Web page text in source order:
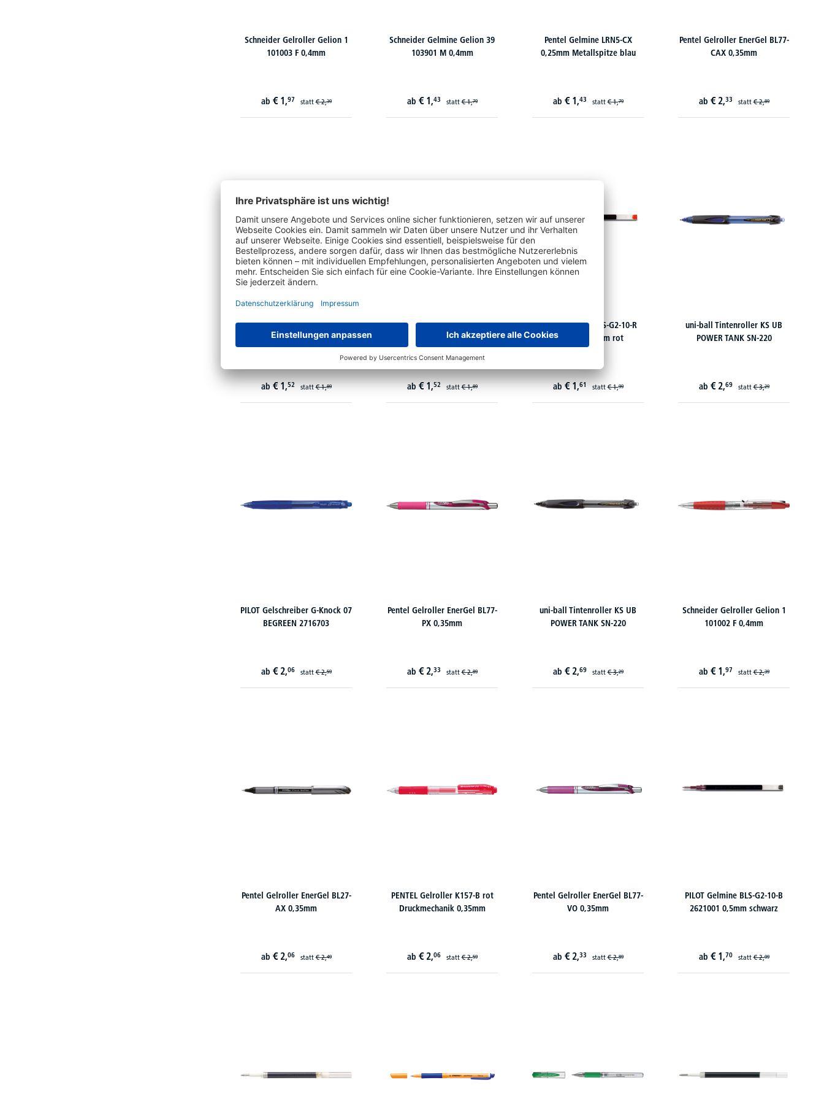
Schneider Gelroller Gelion 1
101003 F 0,4mm
ab € 1,97 statt€ 2,39
Schneider Gelmine Gelion 39
103901 M 0,4mm
ab € 1,43 statt€ 1,79
Pentel Gelmine LRN5-CX
0,25mm Metallspitze blau
ab € 1,43 statt€ 1,79
Pentel Gelroller EnerGel BL77-
CAX 0,35mm
ab € 2,33 statt€ 2,89
Pentel Gelroller EnerGel X
BL107-AX 0,35mm
ab€ 1,52 statt€ 1,89
uni-ball Gelmine UM 153
146921 0,6mm rot
ab€ 1,52 statt€ 1,89
PILOT Gelmine BLS-G2-10-R
2621002 0,5mm rot
ab€ 1,61 statt€ 1,99
uni-ball Tintenroller KS UB
POWER TANK SN-220
ab € 2,69 statt€ 3,29
PILOT Gelschreiber G-Knock 07
BEGREEN 2716703
ab € 2,06 statt€ 2,59
Pentel Gelroller EnerGel BL77-
PX 0,35mm
ab € 2,33 statt€ 2,89
uni-ball Tintenroller KS UB
POWER TANK SN-220
ab € 2,69 statt€ 3,29
Schneider Gelroller Gelion 1
101002 F 0,4mm
ab € 1,97 statt€ 2,39
Pentel Gelroller EnerGel BL27-
AX 0,35mm
ab € 2,06 statt€ 2,49
PENTEL Gelroller K157-B rot
Druckmechanik 0,35mm
ab € 2,06 statt€ 2,59
Pentel Gelroller EnerGel BL77-
VO 0,35mm
ab € 2,33 statt€ 2,89
PILOT Gelmine BLS-G2-10-B
2621001 0,5mm schwarz
ab € 1,70 statt€ 2,09